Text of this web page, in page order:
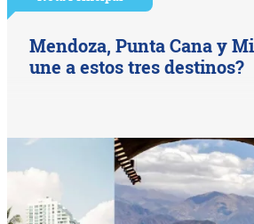
Mendoza, Punta Cana y
une a estos tres destinos?